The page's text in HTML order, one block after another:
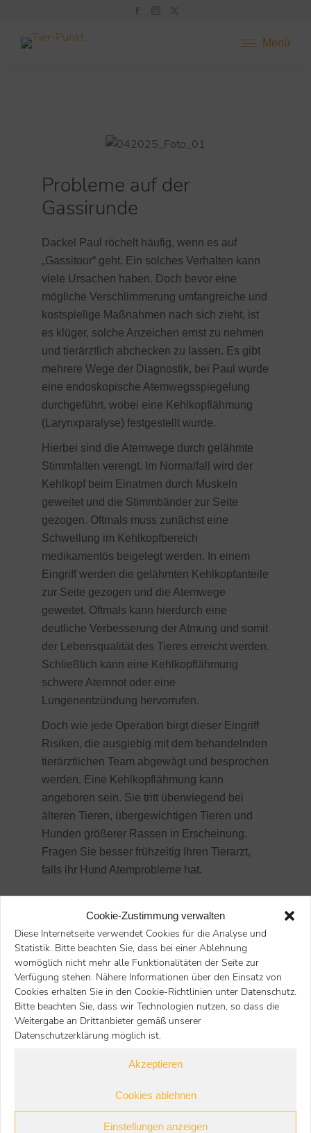
Cookie-Zustimmung verwalten
Diese Internetseite verwendet Cookies für die Analyse und
Statistik. Bitte beachten Sie, dass bei einer Ablehnung
womöglich nicht mehr alle Funktionalitäten der Seite zur
Verfügung stehen. Nähere Informationen über den Einsatz von
Cookies erhalten Sie in den Cookie-Richtlinien unter Datenschutz.
Bitte beachten Sie, dass wir Technologien nutzen, so dass die
Weitergabe an Drittanbieter gemäß unserer
Datenschutzerklärung möglich ist.
Akzeptieren
Cookies ablehnen
Einstellungen anzeigen
Menü
Probleme auf der
Gassirunde
Dackel Paul röchelt häufig, wenn es auf
„Gassitour“ geht. Ein solches Verhalten kann
viele Ursachen haben. Doch bevor eine
mögliche Verschlimmerung umfangreiche und
kostspielige Maßnahmen nach sich zieht, ist
es klüger, solche Anzeichen ernst zu nehmen
und tierärztlich abchecken zu lassen. Es gibt
mehrere Wege der Diagnostik, bei Paul wurde
eine endoskopische Atemwegsspiegelung
durchgeführt, wobei eine Kehlkopflähmung
(Larynxparalyse) festgestellt wurde.
Hierbei sind die Atemwege durch gelähmte
Stimmfalten verengt. Im Normalfall wird der
Kehlkopf beim Einatmen durch Muskeln
geweitet und die Stimmbänder zur Seite
gezogen. Oftmals muss zunächst eine
Schwellung im Kehlkopfbereich
medikamentös beigelegt werden. In einem
Eingriff werden die gelähmten Kehlkopfanteile
zur Seite gezogen und die Atemwege
geweitet. Oftmals kann hierdurch eine
deutliche Verbesserung der Atmung und somit
der Lebensqualität des Tieres erreicht werden.
Schließlich kann eine Kehlkopflähmung
schwere Atemnot oder eine
Lungenentzündung hervorrufen.
Doch wie jede Operation birgt dieser Eingriff
Risiken, die ausgiebig mit dem behandelnden
tierärztlichen Team abgewägt und besprochen
werden. Eine Kehlkopflähmung kann
angeboren sein. Sie tritt überwiegend bei
älteren Tieren, übergewichtigen Tieren und
Hunden größerer Rassen in Erscheinung.
Fragen Sie besser frühzeitig Ihren Tierarzt,
falls ihr Hund Atemprobleme hat.
Sie befinden sich hier:
Start Tierhalterinfos
Allgemein
Probleme auf der Gassirunde
zurück
Tierhalterinfos
lesen